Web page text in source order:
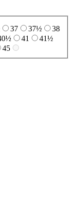
37 37½
38
41
41½
45